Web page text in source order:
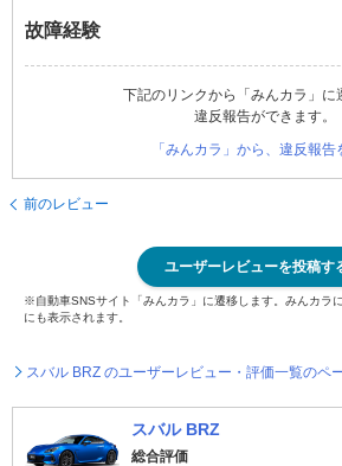
故障経験
下記のリンクから「みんカラ」に
違反報告ができます。
「みんカラ」から、違反報告
前のレビュー
ユーザーレビューを投稿す
※自動車SNSサイト「みんカラ」に遷移します。みんカラ
にも表示されます。
スバル BRZ のユーザーレビュー・評価一覧のペ
スバル BRZ
総合評価